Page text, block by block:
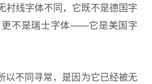
衬线字体不同，它既不是德国字
更不是瑞士字体——它是美国字
以不同寻常，是因为它已经被无